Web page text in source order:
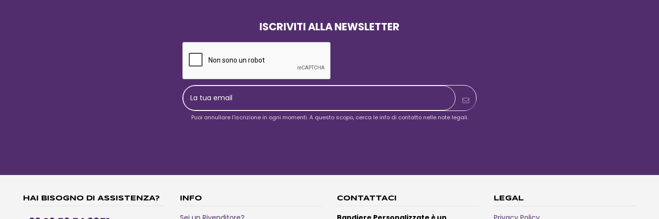
ISCRIVITI ALLA NEWSLETTER
Puoi annullare l'iscrizione in ogni momenti. A questo scopo, cerca le info di contatto nelle note legali.
HAI BISOGNO DI ASSISTENZA? INFO CONTATTACI LEGAL